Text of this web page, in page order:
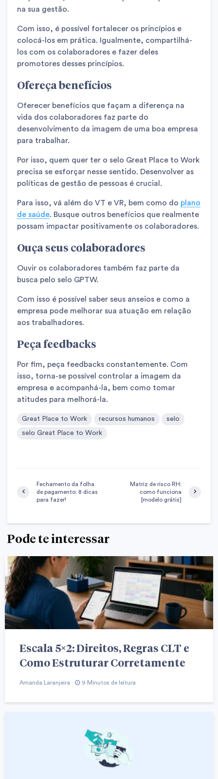
na sua gestão.
Com isso, é possível fortalecer os princípios e
colocá-los em prática. Igualmente, compartilhá-
los com os colaboradores e fazer deles
promotores desses princípios.
Ofereça benefícios
Oferecer benefícios que façam a diferença na
vida dos colaboradores faz parte do
desenvolvimento da imagem de uma boa empresa
para trabalhar.
Por isso, quem quer ter o selo Great Place to Work
precisa se esforçar nesse sentido. Desenvolver as
políticas de gestão de pessoas é crucial.
Para isso, vá além do VT e VR, bem como do plano
de saúde. Busque outros benefícios que realmente
possam impactar positivamente os colaboradores.
Ouça seus colaboradores
Ouvir os colaboradores também faz parte da
busca pelo selo GPTW.
Com isso é possível saber seus anseios e como a
empresa pode melhorar sua atuação em relação
aos trabalhadores.
Peça feedbacks
Por fim, peça feedbacks constantemente. Com
isso, torna-se possível controlar a imagem da
empresa e acompanhá-la, bem como tomar
atitudes para melhorá-la.
Great Place to Work recursos humanos selo
selo Great Place to Work
Fechamento da folha
de pagamento: 8 dicas
para fazer!
Matriz de risco RH:
como funciona
[modelo grátis]
Pode te interessar
Escala 5×2: Direitos, Regras CLT e
Como Estruturar Corretamente
Amanda Laranjeira 9 Minutos de leitura